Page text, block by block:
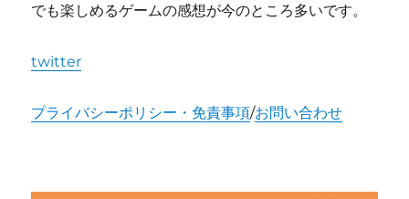
でも楽しめるゲームの感想が今のところ多いです。
twitter
プライバシーポリシー・免責事項/お問い合わせ